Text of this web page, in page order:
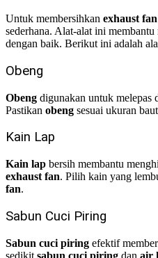
Untuk membersihkan exhaust fan
sederhana. Alat-alat ini membantu
dengan baik. Berikut ini adalah
Obeng
Obeng digunakan untuk melepas
Pastikan obeng sesuai ukuran baut
Kain Lap
Kain lap bersih membantu
exhaust fan. Pilih kain yang
fan.
Sabun Cuci Piring
Sabun cuci piring efektif
sedikit sabun cuci piring dan air